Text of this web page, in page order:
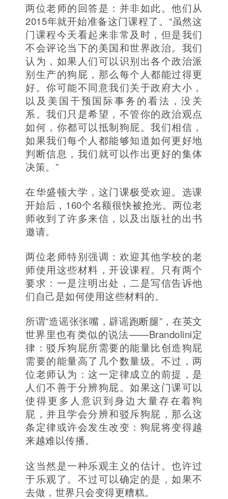
两位老师的回答是：并非如此。他们从
2015年就开始准备这门课程了。“虽然这
门课程今天看起来非常及时，但是我们
不会评论当下的美国和世界政治。我们
认为，如果人们可以识别出各个政治派
别生产的狗屁，那么每个人都能过得更
好。你可能不同意我们关于政府大小，
以及美国干预国际事务的看法，没关
系。我们只是希望，不管你的政治观点
如何，你都可以抵制狗屁。我们相信，
如果我们每个人都能够知道如何更好地
判断信息，我们就可以作出更好的集体
决策。”
在华盛顿大学，这门课极受欢迎。选课
开始后，160个名额很快被抢光。两位老
师收到了许多来信，以及出版社的出书
邀请。
两位老师特别强调：欢迎其他学校的老
师使用这些材料，开设课程。只有两个
要求：一是注明出处，二是写信告诉他
们自己是如何使用这些材料的。
所谓“造谣张张嘴，辟谣跑断腿”，在英文
世界里也有类似的说法——Brandolini定
律：驳斥狗屁所需要的能量比创造狗屁
需要的能量高了几个数量级。不过，两
位老师认为：这一定律成立的前提，是
人们不善于分辨狗屁。如果这门课可以
使得更多人意识到身边大量存在着狗
屁，并且学会分辨和驳斥狗屁，那么这
条定律或许会发生改变：狗屁将变得越
来越难以传播。
这当然是一种乐观主义的估计。也许过
于乐观了。不过可以确定的是，如果不
去做，世界只会变得更糟糕。